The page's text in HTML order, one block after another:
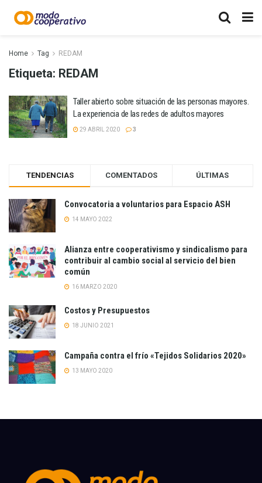
Home Tag REDAM
Etiqueta: REDAM
Taller abierto sobre situación de las personas mayores.
La experiencia de las redes de adultos mayores
29 ABRIL 2020 3
TENDENCIAS COMENTADOS ÚLTIMAS
Convocatoria a voluntarios para Espacio ASH
14 MAYO 2022
Alianza entre cooperativismo y sindicalismo para
contribuir al cambio social al servicio del bien
común
16 MARZO 2020
Costos y Presupuestos
18 JUNIO 2021
Campaña contra el frío «Tejidos Solidarios 2020»
13 MAYO 2020